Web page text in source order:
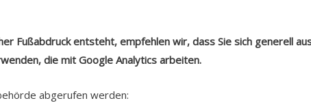
Fußabdruck entsteht, empfehlen wir, dass Sie sich generell
die mit Google Analytics arbeiten.
abgerufen werden: